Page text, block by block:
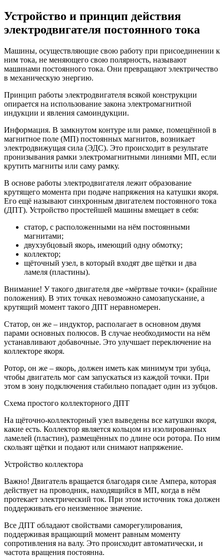
Устройство и принцип действия
электродвигателя постоянного тока
Машины, осуществляющие свою работу при присоединении к
ним тока, не меняющего свою полярность, называют
машинами постоянного тока. Они превращают электричество
в механическую энергию.
Принцип работы электродвигателя всякой конструкции
опирается на использование закона электромагнитной
индукции и явления самоиндукции.
Информация. В замкнутом контуре или рамке, помещённой в
магнитное поле (МП) постоянных магнитов, возникает
электродвижущая сила (ЭДС). Это происходит в результате
пронизывания рамки электромагнитными линиями МП, если
крутить магниты или саму рамку.
В основе работы электродвигателя лежит образование
крутящего момента при подаче напряжения на катушки якоря.
Его ещё называют синхронным двигателем постоянного тока
(ДПТ). Устройство простейшей машины вмещает в себя:
статор, с расположенными на нём постоянными
магнитами;
двухзубцовый якорь, имеющий одну обмотку;
коллектор;
щёточный узел, в который входят две щётки и два
ламеля (пластины).
Внимание! У такого двигателя две «мёртвые точки» (крайние
положения). В этих точках невозможно самозапускание, а
крутящий момент такого ДПТ неравномерен.
Статор, он же – индуктор, располагает в основном двумя
парами основных полюсов. В случае необходимости на нём
устанавливают добавочные. Это улучшает переключение на
коллекторе якоря.
Ротор, он же – якорь, должен иметь как минимум три зубца,
чтобы двигатель мог сам запускаться из каждой точки. При
этом в зону подключения стабильно попадает один из зубцов.
Схема простого коллекторного ДПТ
На щёточно-коллекторный узел выведены все катушки якоря,
какие есть. Коллектор является кольцом из изолированных
ламелей (пластин), размещённых по длине оси ротора. По ним
скользят щётки и подают или снимают напряжение.
Устройство коллектора
Важно! Двигатель вращается благодаря силе Ампера, которая
действует на проводник, находящийся в МП, когда в нём
протекает электрический ток. При этом источник тока должен
поддерживать его неизменное значение.
Все ДПТ обладают свойствами саморегулирования,
поддерживая вращающий момент равным моменту
сопротивления на валу. Это происходит автоматически, и
частота вращения постоянна.